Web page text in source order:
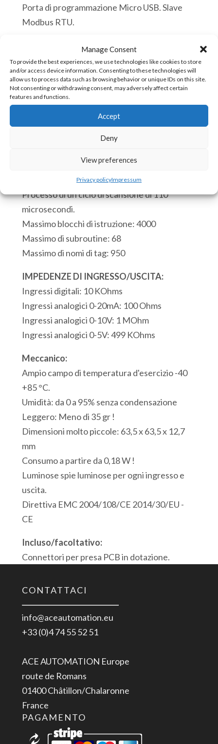
Manage Consent
To provide the best experiences, we use technologies like cookies to store
and/or access device information. Consenting to these technologies will
allow us to process data such as browsing behavior or unique IDs on this site.
Not consenting or withdrawing consent, may adversely affect certain
features and functions.
Accept
Deny
View preferences
Privacy policyImpressum
Porta di programmazione Micro USB. Slave
Modbus RTU.
Disponibile
eACE
222c
Incorporato
Ingressi
12
Ingressi
Analogici
1
Porta
Modbus
quantità
Aggiungi al carrello
Orologio in tempo reale.
Processo di un ciclo di scansione di 110
microsecondi.
Massimo blocchi di istruzione: 4000
Massimo di subroutine: 68
Massimo di nomi di tag: 950
IMPEDENZE DI INGRESSO/USCITA:
Ingressi digitali: 10 KOhms
Ingressi analogici 0-20mA: 100 Ohms
Ingressi analogici 0-10V: 1 MOhm
Ingressi analogici 0-5V: 499 KOhms
Meccanico:
Ampio campo di temperatura d'esercizio -40
+85 °C.
Umidità: da 0 a 95% senza condensazione
Leggero: Meno di 35 gr !
Dimensioni molto piccole: 63,5 x 63,5 x 12,7
mm
Consumo a partire da 0,18 W !
Luminose spie luminose per ogni ingresso e
uscita.
Direttiva EMC 2004/108/CE 2014/30/EU -
CE
Incluso/facoltativo:
Connettori per presa PCB in dotazione.
CONTATTACI
info@aceautomation.eu
+33 (0)4 74 55 52 51
ACE AUTOMATION Europe
route de Romans
01400 Châtillon/Chalaronne
France
PAGAMENTO